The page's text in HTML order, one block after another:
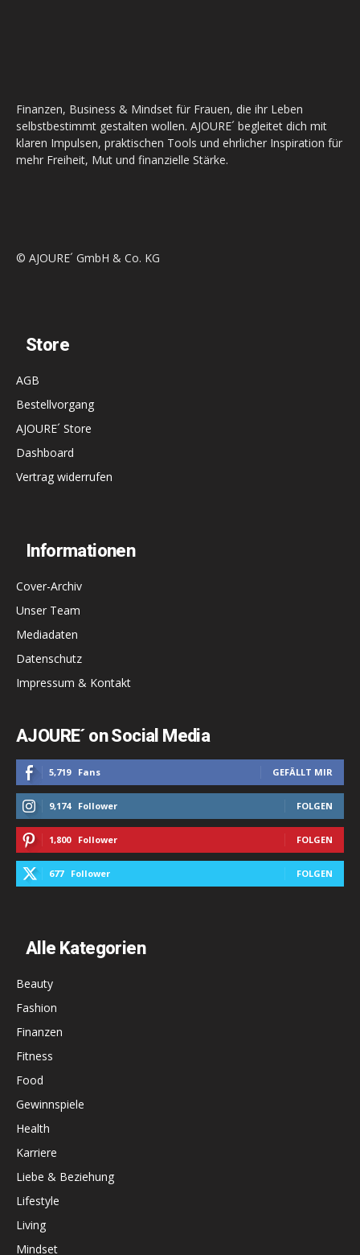
Finanzen, Business & Mindset für Frauen, die ihr Leben
selbstbestimmt gestalten wollen. AJOURE´ begleitet dich mit
klaren Impulsen, praktischen Tools und ehrlicher Inspiration für
mehr Freiheit, Mut und finanzielle Stärke.
© AJOURE´ GmbH & Co. KG
Store
AGB
Bestellvorgang
AJOURE´ Store
Dashboard
Vertrag widerrufen
Informationen
Cover-Archiv
Unser Team
Mediadaten
Datenschutz
Impressum & Kontakt
AJOURE´ on Social Media
5,719 Fans GEFÄLLT MIR
9,174 Follower FOLGEN
1,800 Follower FOLGEN
677 Follower FOLGEN
Alle Kategorien
Beauty
Fashion
Finanzen
Fitness
Food
Gewinnspiele
Health
Karriere
Liebe & Beziehung
Lifestyle
Living
Mindset